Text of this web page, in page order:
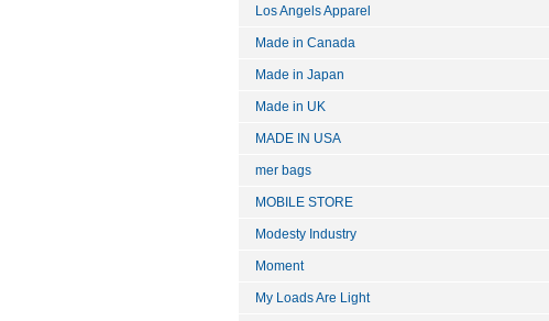
Los Angels Apparel
Made in Canada
Made in Japan
Made in UK
MADE IN USA
mer bags
MOBILE STORE
Modesty Industry
Moment
My Loads Are Light